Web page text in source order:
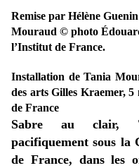
Remise par Hélène
Mouraud © photo
l’Institut de France.
Installation de Tania
des arts Gilles Kraemer, 5
de France
Sabre au clair,
pacifiquement sous la
de France, dans les